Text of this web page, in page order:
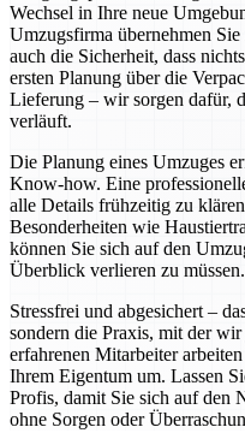
Wechsel in Ihre neue
Umzugsfirma übernehmen
auch die Sicherheit, dass
ersten Planung über die
Lieferung – wir sorgen dafür,
verläuft.
Die Planung eines Umzuges
Know-how. Eine
alle Details frühzeitig zu
Besonderheiten wie
können Sie sich auf den
Überblick verlieren zu müssen.
Stressfrei und abgesichert –
sondern die Praxis, mit der
erfahrenen Mitarbeiter
Ihrem Eigentum um. Lassen
Profis, damit Sie sich auf den
ohne Sorgen oder